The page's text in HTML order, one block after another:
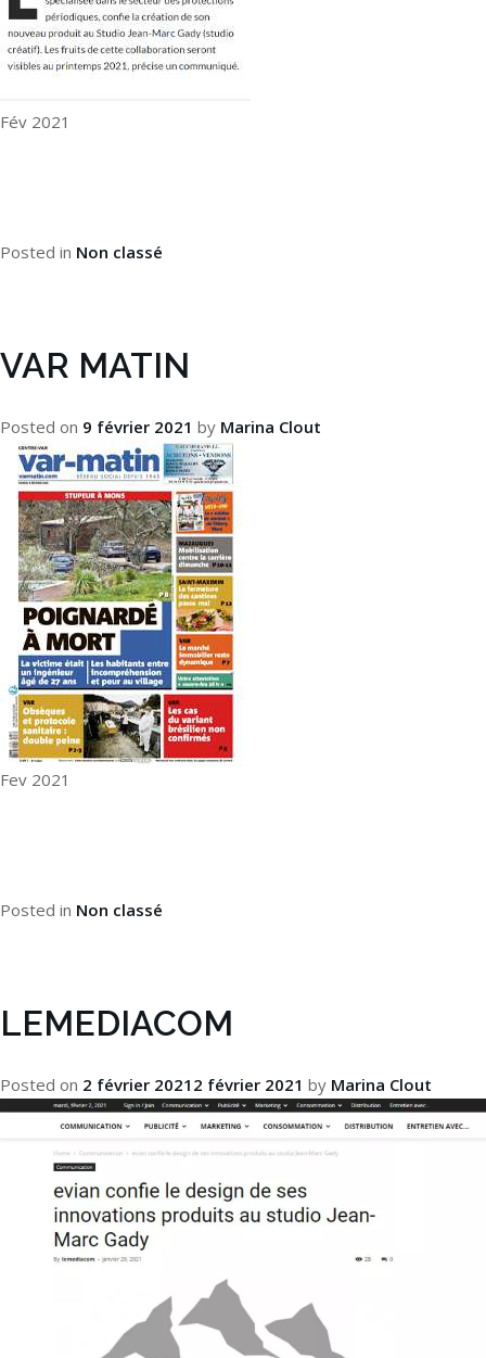
Fév 2021
Posted in Non classé
VAR MATIN
Posted on 9 février 2021 by Marina Clout
Fev 2021
Posted in Non classé
LEMEDIACOM
Posted on 2 février 2021 2 février 2021 by Marina Clout